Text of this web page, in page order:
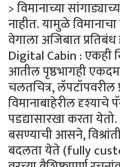
> विमानाच्या
नाहीत. यामुळे
वेगाला अजिबात
Digital Cabin : एकही
आतील पृष्ठभागही
चलतचित्र,
विमानाबाहेरील दृश्याचे
पडद्यासारखा करता
बसण्याची आसने,
बदलता येते (fully